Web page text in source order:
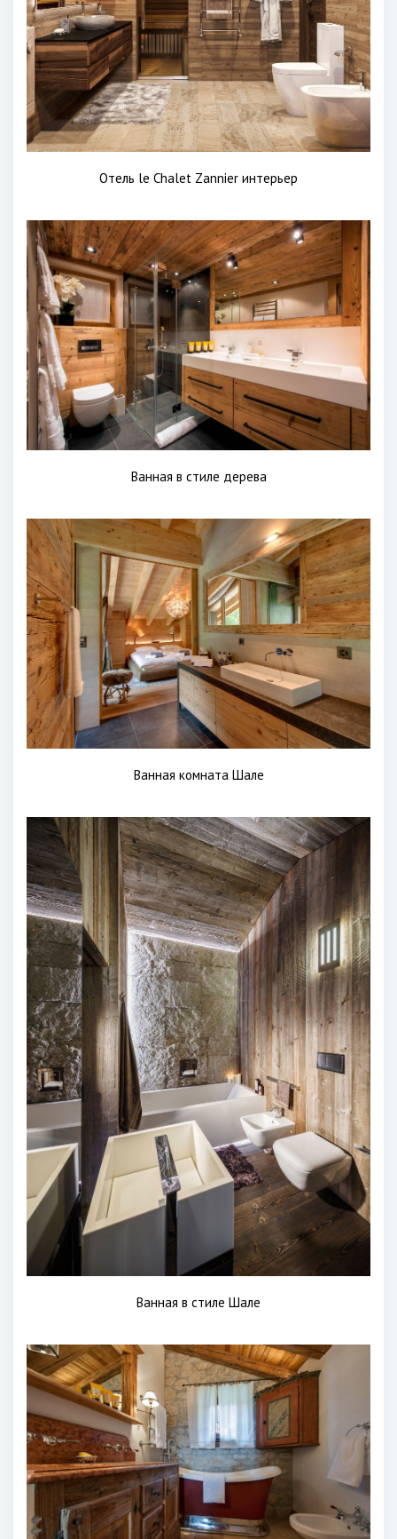
Отель le Chalet Zannier интерьер
Ванная в стиле дерева
Ванная комната Шале
Ванная в стиле Шале